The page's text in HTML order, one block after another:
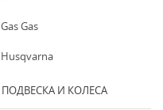
Gas Gas
Husqvarna
ПОДВЕСКА И КОЛЕСА